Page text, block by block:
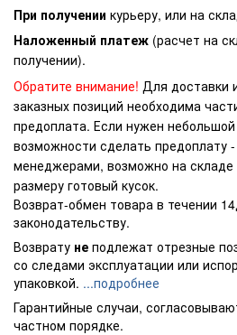
При получении курьеру, или на
Наложенный платеж (расчет на
получении).
Обратите внимание! Для доставки
заказных позиций необходима
предоплата. Если нужен небольшой
возможности сделать предоплату
менеджерами, возможно на складе
размеру готовый кусок.
Возврат-обмен товара в течении
законодательству.
Возврату не подлежат отрезные
со следами эксплуатации или
упаковкой. ...подробнее
Гарантийные случаи,
частном порядке.